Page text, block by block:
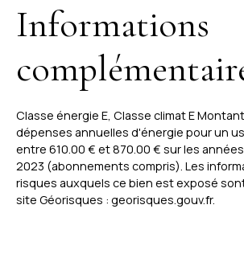
Informations
Classe énergie E, Classe climat E
dépenses annuelles d'énergie pour un
entre 610.00 € et 870.00 € sur les
2023 (abonnements compris). Les
risques auxquels ce bien est exposé
site Géorisques : georisques.gouv.fr.